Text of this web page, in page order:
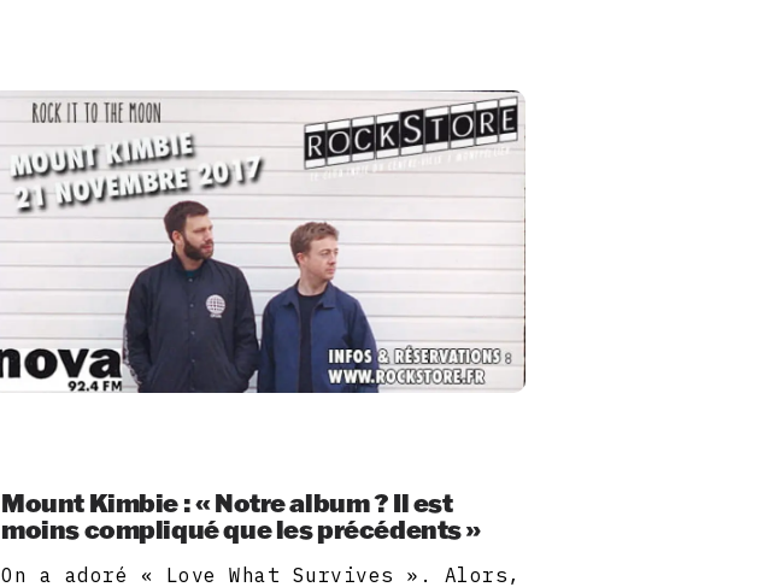
Mount Kimbie : « Notre album ? Il est
moins compliqué que les précédents »
On a adoré « Love What Survives ». Alors,